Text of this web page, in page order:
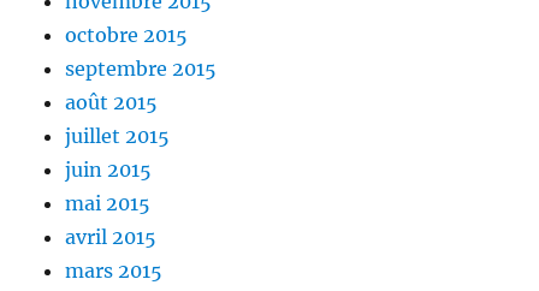
octobre 2015
septembre 2015
août 2015
juillet 2015
juin 2015
mai 2015
avril 2015
mars 2015